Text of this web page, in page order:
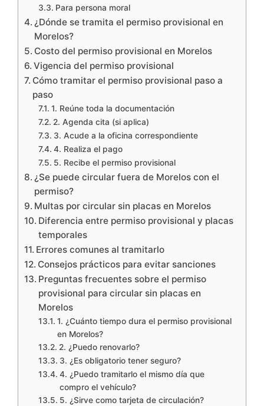
Para persona moral
¿Dónde se tramita el permiso provisional en
Morelos?
Costo del permiso provisional en Morelos
Vigencia del permiso provisional
Cómo tramitar el permiso provisional paso a
paso
1. Reúne toda la documentación
2. Agenda cita (si aplica)
3. Acude a la oficina correspondiente
4. Realiza el pago
5. Recibe el permiso provisional
¿Se puede circular fuera de Morelos con el
permiso?
Multas por circular sin placas en Morelos
Diferencia entre permiso provisional y placas
temporales
Errores comunes al tramitarlo
Consejos prácticos para evitar sanciones
Preguntas frecuentes sobre el permiso
provisional para circular sin placas en
Morelos
1. ¿Cuánto tiempo dura el permiso provisional
en Morelos?
2. ¿Puedo renovarlo?
3. ¿Es obligatorio tener seguro?
4. ¿Puedo tramitarlo el mismo día que
compro el vehículo?
5. ¿Sirve como tarjeta de circulación?